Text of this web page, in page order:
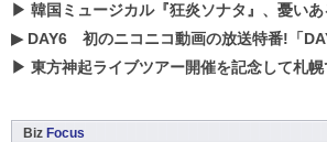
▶ 韓国ミュージカル『狂炎ソナタ』、憂いある​ビジュアル初公開!! 主役リョウ
▶ DAY6 初のニコニコ動画の放送特番!「DAY6 JAPAN 1st ALBUM「UNLOCK」
▶ 東方神起ライブツアー開催を記念して札幌で展示
Biz Focus